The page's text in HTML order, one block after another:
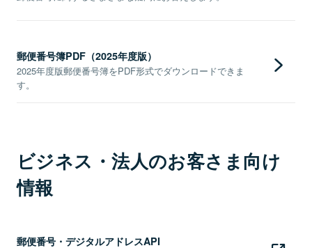
郵便番号簿PDF（2025年度版）
2025年度版郵便番号簿をPDF形式でダウンロードできま
す。
ビジネス・法人のお客さま向け
情報
郵便番号・デジタルアドレスAPI